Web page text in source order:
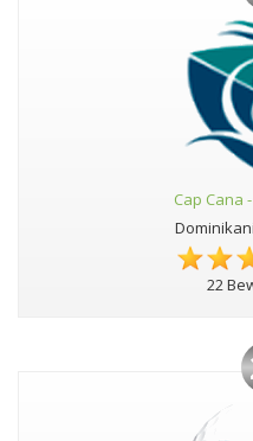
Cap Cana
22